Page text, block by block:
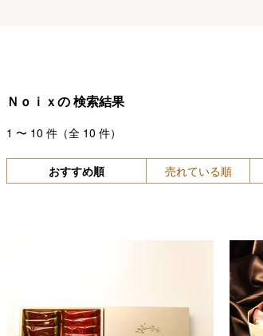
Ｎｏｉｘの検索結果
1 〜 10 件（全 10 件）
おすすめ順 売れている順